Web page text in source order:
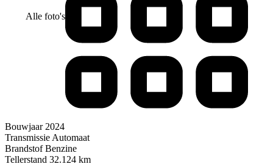
Alle foto's
Bouwjaar 2024
Transmissie Automaat
Brandstof Benzine
Tellerstand 32.124 km